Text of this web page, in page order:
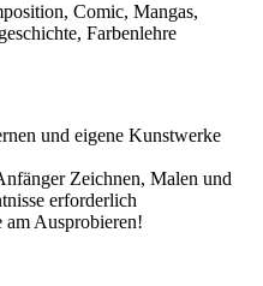
Comic, Mangas,
Farbenlehre
und eigene Kunstwerke
Zeichnen, Malen und
erforderlich
am Ausprobieren!